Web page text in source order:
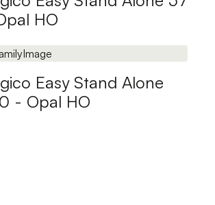
HO
Easy Stand Alone
- Opal HO